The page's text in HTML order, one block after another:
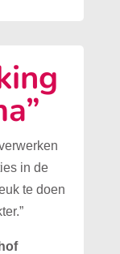
in de
te doen